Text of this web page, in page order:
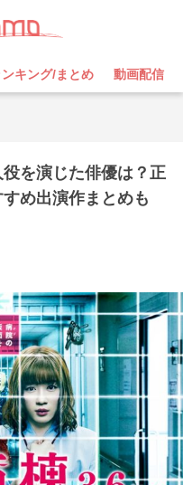
ンキング/まとめ 動画配信
役を演じた俳優は？正
め出演作まとめも